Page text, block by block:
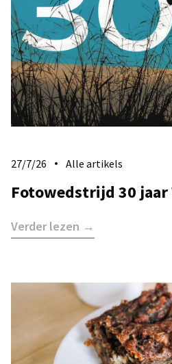
27/7/26 Alle artikels
Fotowedstrijd 30 jaar
Verder lezen →